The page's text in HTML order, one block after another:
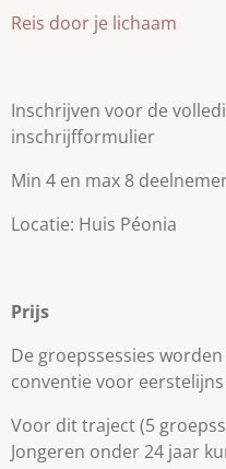
Reis door je lichaam
Inschrijven voor de
inschrijfformulier
Min 4 en max 8
Locatie: Huis Péonia
Prijs
De groepssessies
conventie voor
Voor dit traject (5
Jongeren onder 24 jaar